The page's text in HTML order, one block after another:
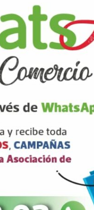
ANTERIOR